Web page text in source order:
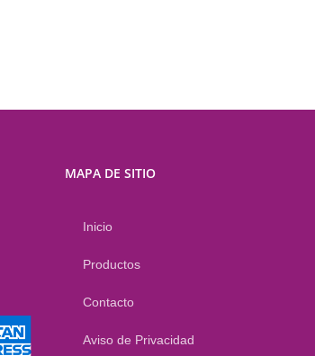
MAPA DE SITIO
Inicio
Productos
Contacto
Aviso de Privacidad